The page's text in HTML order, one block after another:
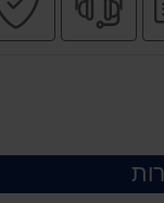
רשמי
מקצועי